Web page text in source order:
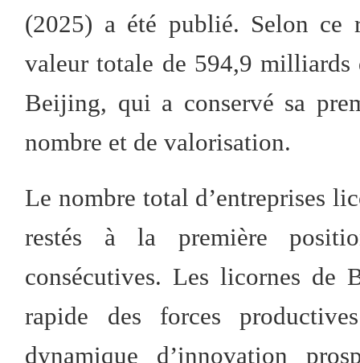
(2025) a été publié. Selon ce
valeur totale de 594,9 milliards
Beijing, qui a conservé sa
nombre et de valorisation.
Le nombre total d’entreprises
restés à la première
consécutives. Les licornes de
rapide des forces
dynamique d’innovation